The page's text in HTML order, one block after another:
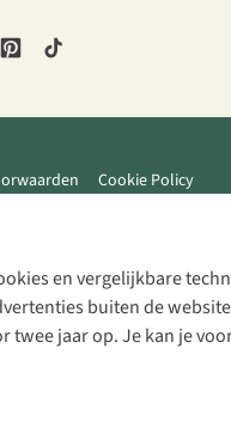
en vergelijkbare
buiten de
jaar op. Je kan je
Cookie Policy